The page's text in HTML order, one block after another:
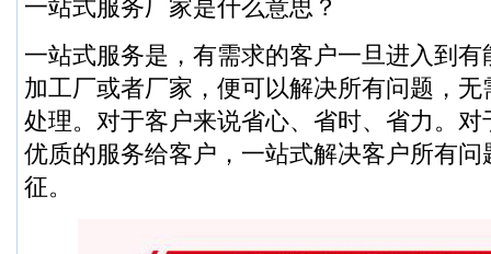
一站式服务厂家是什么意思？
一站式服务是，有需求的客户一旦进入到
加工厂或者厂家，便可以解决所有问题，
处理。对于客户来说省心、省时、省力。
优质的服务给客户，一站式解决客户所有
征。